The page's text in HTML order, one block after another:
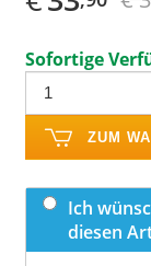
Sofortige
ZUM
Ich
diesen